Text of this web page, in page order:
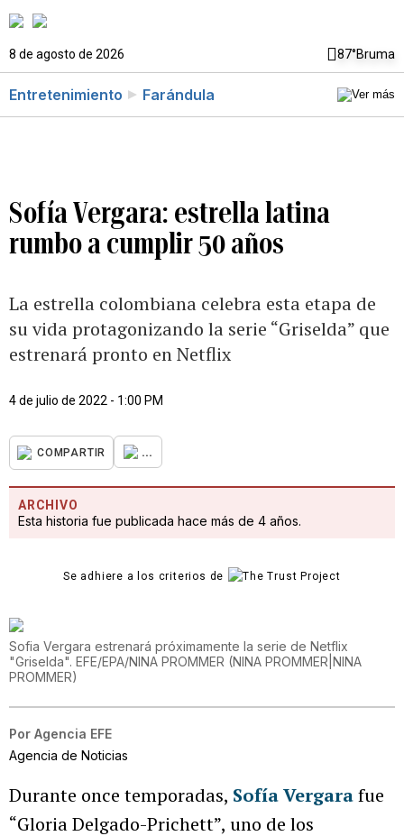
8 de agosto de 2026 87°Bruma
Entretenimiento Farándula
Sofía Vergara: estrella latina
rumbo a cumplir 50 años
La estrella colombiana celebra esta etapa de
su vida protagonizando la serie “Griselda” que
estrenará pronto en Netflix
4 de julio de 2022 - 1:00 PM
COMPARTIR ...
ARCHIVO
Esta historia fue publicada hace más de 4 años.
Se adhiere a los criterios de
Sofia Vergara estrenará próximamente la serie de Netflix
"Griselda". EFE/EPA/NINA PROMMER (NINA PROMMER|NINA
PROMMER)
Por Agencia EFE
Agencia de Noticias
Durante once temporadas, Sofía Vergarafue
“Gloria Delgado-Prichett”, uno de los